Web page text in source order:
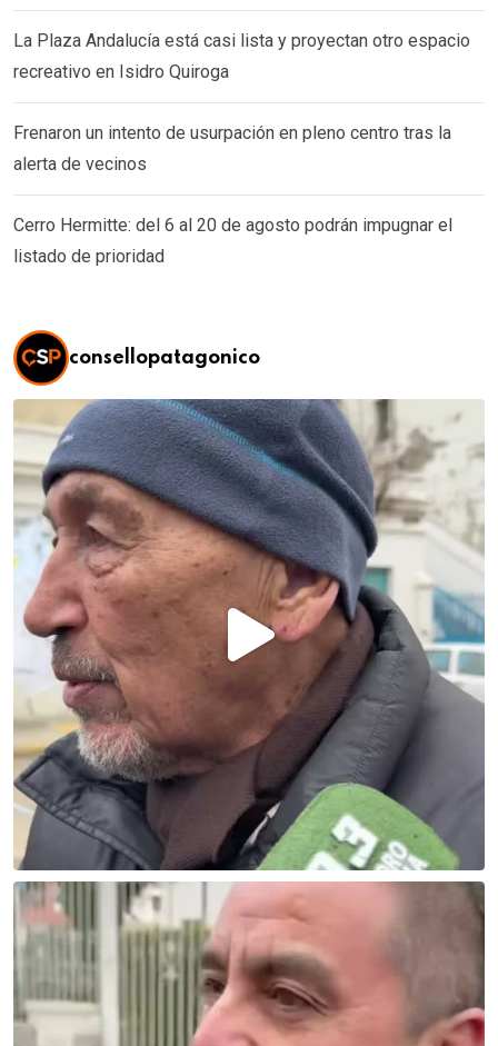
La Plaza Andalucía está casi lista y proyectan otro espacio
recreativo en Isidro Quiroga
Frenaron un intento de usurpación en pleno centro tras la
alerta de vecinos
Cerro Hermitte: del 6 al 20 de agosto podrán impugnar el
listado de prioridad
consellopatagonico